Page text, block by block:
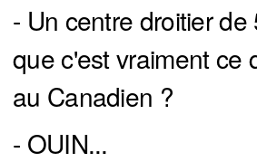
- Un centre droitier
que c'est vraiment ce
au Canadien ?
- OUIN...